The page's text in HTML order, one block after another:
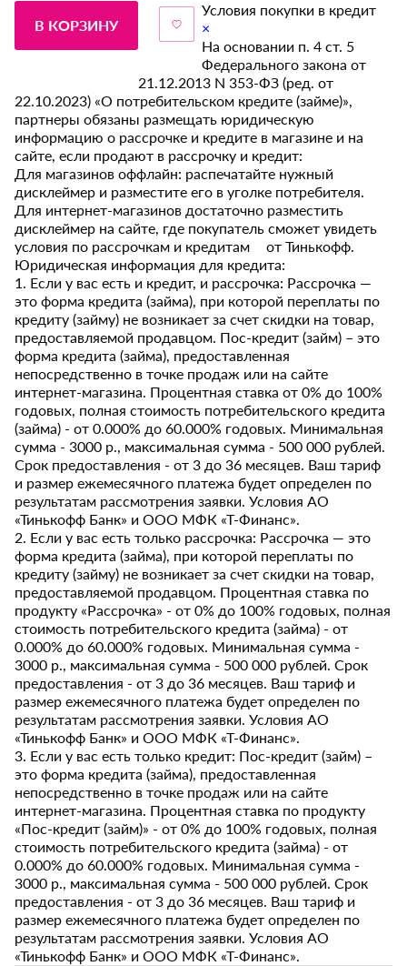
В КОРЗИНУ
Условия покупки в кредит
×
На основании п. 4 ст. 5
Федерального закона от
21.12.2013 N 353-ФЗ (ред. от
22.10.2023) «О потребительском кредите (займе)»,
партнеры обязаны размещать юридическую
информацию о рассрочке и кредите в магазине и на
сайте, если продают в рассрочку и кредит:
Для магазинов оффлайн: распечатайте нужный
дисклеймер и разместите его в уголке потребителя.
Для интернет-магазинов достаточно разместить
дисклеймер на сайте, где покупатель сможет увидеть
условия по рассрочкам и кредитам от Тинькофф.
Юридическая информация для кредита:
1. Если у вас есть и кредит, и рассрочка: Рассрочка —
это форма кредита (займа), при которой переплаты по
кредиту (займу) не возникает за счет скидки на товар,
предоставляемой продавцом. Пос-кредит (займ) – это
форма кредита (займа), предоставленная
непосредственно в точке продаж или на сайте
интернет-магазина. Процентная ставка от 0% до 100%
годовых, полная стоимость потребительского кредита
(займа) - от 0.000% до 60.000% годовых. Минимальная
сумма - 3000 р., максимальная сумма - 500 000 рублей.
Срок предоставления - от 3 до 36 месяцев. Ваш тариф
и размер ежемесячного платежа будет определен по
результатам рассмотрения заявки. Условия АО
«Тинькофф Банк» и ООО МФК «Т-Финанс».
2. Если у вас есть только рассрочка: Рассрочка — это
форма кредита (займа), при которой переплаты по
кредиту (займу) не возникает за счет скидки на товар,
предоставляемой продавцом. Процентная ставка по
продукту «Рассрочка» - от 0% до 100% годовых, полная
стоимость потребительского кредита (займа) - от
0.000% до 60.000% годовых. Минимальная сумма -
3000 р., максимальная сумма - 500 000 рублей. Срок
предоставления - от 3 до 36 месяцев. Ваш тариф и
размер ежемесячного платежа будет определен по
результатам рассмотрения заявки. Условия АО
«Тинькофф Банк» и ООО МФК «Т-Финанс».
3. Если у вас есть только кредит: Пос-кредит (займ) –
это форма кредита (займа), предоставленная
непосредственно в точке продаж или на сайте
интернет-магазина. Процентная ставка по продукту
«Пос-кредит (займ)» - от 0% до 100% годовых, полная
стоимость потребительского кредита (займа) - от
0.000% до 60.000% годовых. Минимальная сумма -
3000 р., максимальная сумма - 500 000 рублей. Срок
предоставления - от 3 до 36 месяцев. Ваш тариф и
размер ежемесячного платежа будет определен по
результатам рассмотрения заявки. Условия АО
«Тинькофф Банк» и ООО МФК «Т-Финанс».